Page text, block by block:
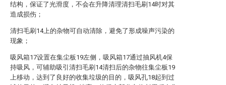
结构，保证了光滑度，不会在升降清理清扫毛刷14时对其
造成损伤；
清扫毛刷14上的杂物可自动清除，避免了形成噪声污染的
现象；
吸风箱17设置在集尘板19左侧，吸风箱17通过抽风机4保
持吸风，可辅助吸引清扫毛刷14清扫后的杂物往集尘板19
上移动，达到了良好的收集垃圾的目的，吸风孔18起到过